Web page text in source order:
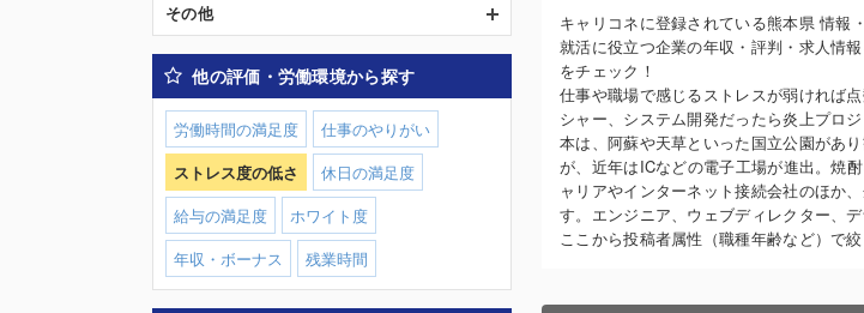
キャリコネに登録されている熊本県 情報
就活に役立つ企業の年収・評判・求人情
をチェック！
仕事や職場で感じるストレスが弱ければ
シャー、システム開発だったら炎上プロ
本は、阿蘇や天草といった国立公園があ
が、近年はICなどの電子工場が進出。焼
ャリアやインターネット接続会社のほか
す。エンジニア、ウェブディレクター、
ここから投稿者属性（職種年齢など）で
その他
他の評価・労働環境から探す
労働時間の満足度
仕事のやりがい
ストレス度の低さ
休日の満足度
給与の満足度
ホワイト度
年収・ボーナス
残業時間